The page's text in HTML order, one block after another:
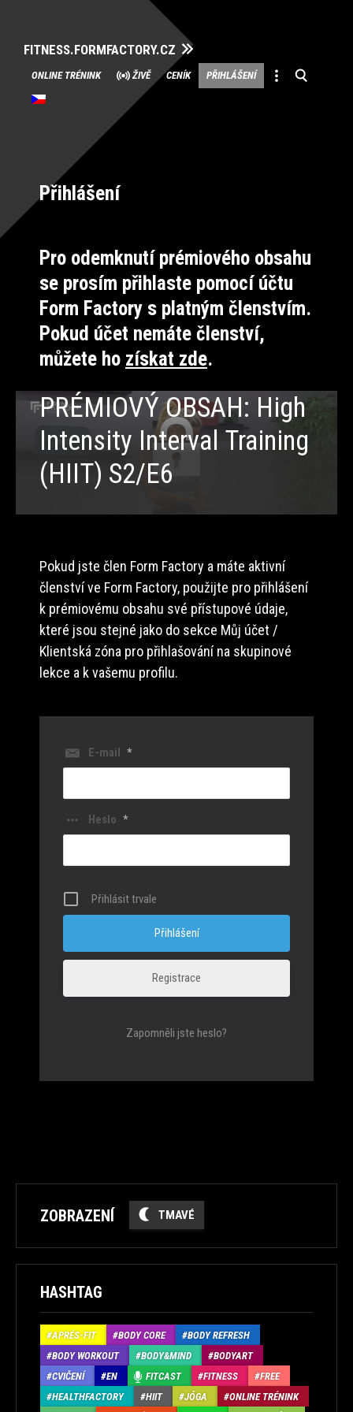
FITNESS.FORMFACTORY.CZ
Přeskočit
na
obsah
ONLINE TRÉNINK ŽIVĚ CENÍK PŘIHLÁŠENÍ
Přihlášení
Pro odemknutí prémiového obsahu
se prosím přihlaste pomocí účtu
Form Factory s platným členstvím.
Pokud účet nemáte členství,
můžete ho získat zde.
PRÉMIOVÝ OBSAH: High
Intensity Interval Training
(HIIT) S2/E6
Pokud jste člen Form Factory a máte aktivní
členství ve Form Factory, použijte pro přihlášení
k prémiovému obsahu své přístupové údaje,
které jsou stejné jako do sekce Můj účet /
Klientská zóna pro přihlašování na skupinové
lekce a k vašemu profilu.
E-mail *
Heslo *
Přihlásit trvale
Registrace
Zapomněli jste heslo?
ZOBRAZENÍ TMAVÉ
HASHTAG
APRÉS-FIT BODY CORE
BODY REFRESH
BODY WORKOUT
BODY&MIND
BODYART
CVIČENÍ
EN FITCAST FITNESS
FREE
HEALTHFACTORY
HIIT JÓGA
ONLINE TRÉNINK